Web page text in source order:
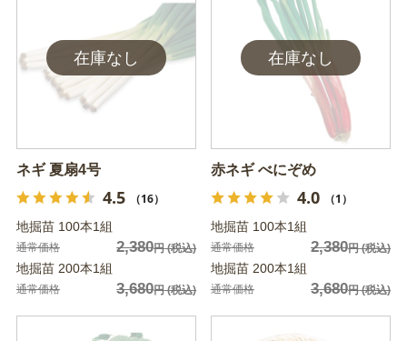
ネギ 夏扇4号
4.5 （16）
地掘苗 100本1組
通常価格 2,380円(税込)
地掘苗 200本1組
通常価格 3,680円(税込)
赤ネギ べにぞめ
4.0 （1）
地掘苗 100本1組
通常価格 2,380円(税込)
地掘苗 200本1組
通常価格 3,680円(税込)